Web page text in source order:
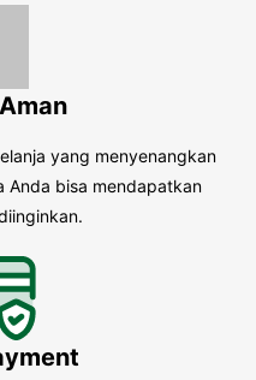
yang menyenangkan
Anda bisa mendapatkan